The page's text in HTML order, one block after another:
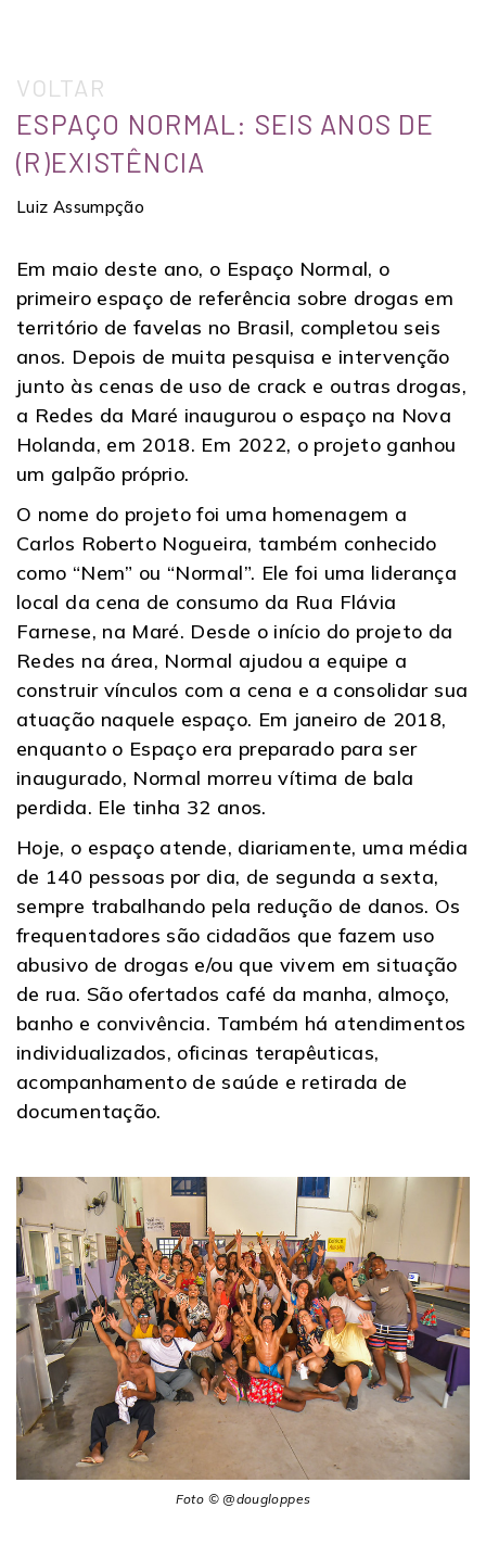
VOLTAR
ESPAÇO NORMAL: SEIS ANOS DE
(R)EXISTÊNCIA
Luiz Assumpção
Em maio deste ano, o Espaço Normal, o
primeiro espaço de referência sobre drogas em
território de favelas no Brasil, completou seis
anos. Depois de muita pesquisa e intervenção
junto às cenas de uso de crack e outras drogas,
a Redes da Maré inaugurou o espaço na Nova
Holanda, em 2018. Em 2022, o projeto ganhou
um galpão próprio.
O nome do projeto foi uma homenagem a
Carlos Roberto Nogueira, também conhecido
como “Nem” ou “Normal”. Ele foi uma liderança
local da cena de consumo da Rua Flávia
Farnese, na Maré. Desde o início do projeto da
Redes na área, Normal ajudou a equipe a
construir vínculos com a cena e a consolidar sua
atuação naquele espaço. Em janeiro de 2018,
enquanto o Espaço era preparado para ser
inaugurado, Normal morreu vítima de bala
perdida. Ele tinha 32 anos.
Hoje, o espaço atende, diariamente, uma média
de 140 pessoas por dia, de segunda a sexta,
sempre trabalhando pela redução de danos. Os
frequentadores são cidadãos que fazem uso
abusivo de drogas e/ou que vivem em situação
de rua. São ofertados café da manha, almoço,
banho e convivência. Também há atendimentos
individualizados, oficinas terapêuticas,
acompanhamento de saúde e retirada de
documentação.
Foto © @dougloppes